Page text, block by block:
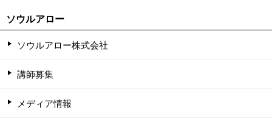
ソウルアロー
ソウルアロー株式会社
講師募集
メディア情報